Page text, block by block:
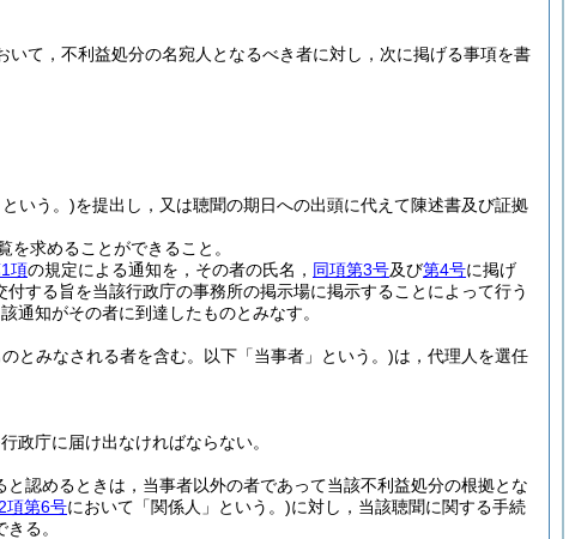
て，不利益処分の名宛人となるべき者に対し，次に掲げる事項を書
いう。)を提出し，又は聴聞の期日への出頭に代えて陳述書及び証拠
求めることができること。
項の規定による通知を，その者の氏名， 同項第3号及び第4号に掲げ
する旨を当該行政庁の事務所の掲示場に掲示することによって行う
通知がその者に到達したものとみなす。
とみなされる者を含む。以下「当事者」という。)は，代理人を選任
政庁に届け出なければならない。
と認めるときは，当事者以外の者であって当該不利益処分の根拠とな
項第6号において「関係人」という。)に対し，当該聴聞に関する手続
る。